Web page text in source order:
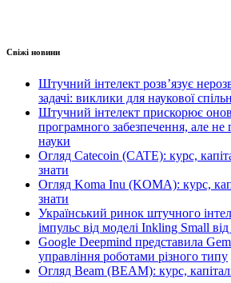
Свіжі новини
Штучний інтелект розв’язує
задачі: виклики для наукової
Штучний інтелект прискорює
програмного забезпечення, але не
науки
Огляд Catecoin (CATE): курс,
знати
Огляд Koma Inu (KOMA): курс,
знати
Український ринок штучного
імпульс від моделі Inkling Small
Google Deepmind представила
управління роботами різного типу
Огляд Beam (BEAM): курс,